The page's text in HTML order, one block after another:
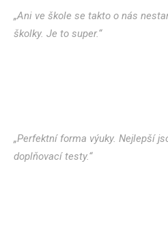
„Ani ve škole se takto o nás
školky. Je to super.“
„Perfektní forma výuky. Nejlepší
doplňovací testy.“